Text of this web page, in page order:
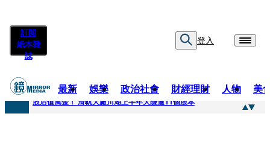
訂閱
紙本雜
誌
登入
最新 娛樂 政治社會 財經理財 人物 美
快訊
股后值萬金！ 滑軌大廠川湖上半年大賺逾11個股本